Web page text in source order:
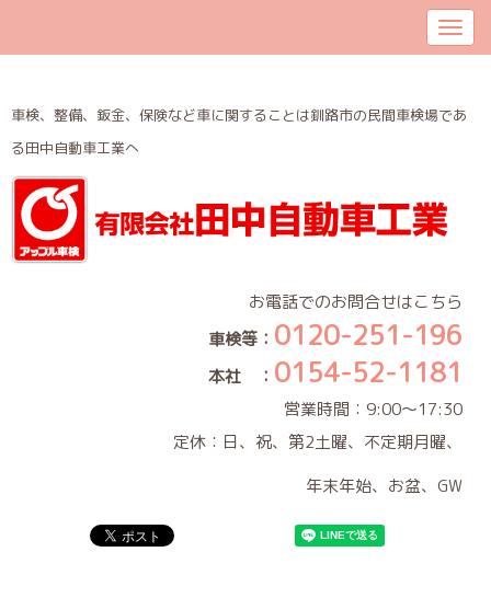
車検、整備、鈑金、保険など車に関することは釧路市の民間車検場であ
る田中自動車工業へ
お電話でのお問合せはこちら
車検等： 0120-251-196
本社 ： 0154-52-1181
営業時間：9:00～17:30
定休：日、祝、第2土曜、不定期月曜、
年末年始、お盆、GW